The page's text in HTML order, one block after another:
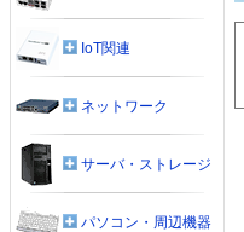
IoT関連
ネットワーク
サーバ・ストレージ
パソコン・周辺機器